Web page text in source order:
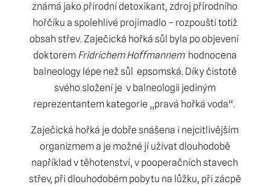
známá jako přírodní detoxikant, zdroj přírodního
hořčíku a spolehlivé projímadlo – rozpouští totiž
obsah střev. Zaječická hořká sůl byla po objevení
doktorem Fridrichem Hoffmannem hodnocena
balneology lépe než sůl epsomská. Díky čistotě
svého složení je v balneologii jediným
reprezentantem kategorie „pravá hořká voda“.
Zaječická hořká je dobře snášena i nejcitlivějším
organizmem a je možné jí užívat dlouhodobě
například v těhotenství, v pooperačních stavech
střev, při dlouhodobém pobytu na lůžku, při zácpě